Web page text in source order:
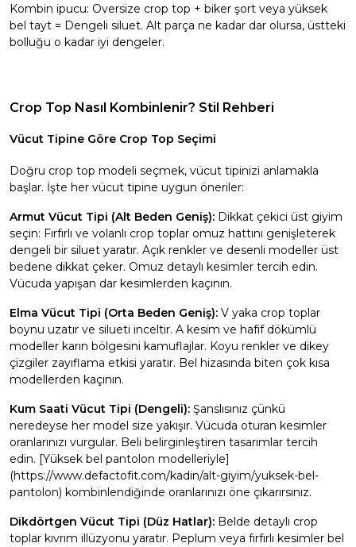
Kombin ipucu: Oversize crop top + biker şort veya yüksek
bel tayt = Dengeli siluet. Alt parça ne kadar dar olursa, üstteki
bolluğu o kadar iyi dengeler.
Crop Top Nasıl Kombinlenir? Stil Rehberi
Vücut Tipine Göre Crop Top Seçimi
Doğru crop top modeli seçmek, vücut tipinizi anlamakla
başlar. İşte her vücut tipine uygun öneriler:
Armut Vücut Tipi (Alt Beden Geniş): Dikkat çekici üst giyim
seçin: Fırfırlı ve volanlı crop toplar omuz hattını genişleterek
dengeli bir siluet yaratır. Açık renkler ve desenli modeller üst
bedene dikkat çeker. Omuz detaylı kesimler tercih edin.
Vücuda yapışan dar kesimlerden kaçının.
Elma Vücut Tipi (Orta Beden Geniş): V yaka crop toplar
boynu uzatır ve silueti inceltir. A kesim ve hafif dökümlü
modeller karın bölgesini kamuflajlar. Koyu renkler ve dikey
çizgiler zayıflama etkisi yaratır. Bel hizasında biten çok kısa
modellerden kaçının.
Kum Saati Vücut Tipi (Dengeli): Şanslısınız çünkü
neredeyse her model size yakışır. Vücuda oturan kesimler
oranlarınızı vurgular. Beli belirginleştiren tasarımlar tercih
edin. [Yüksek bel pantolon modelleriyle]
(https://www.defactofit.com/kadin/alt-giyim/yuksek-bel-
pantolon) kombinlendiğinde oranlarınızı öne çıkarırsınız.
Dikdörtgen Vücut Tipi (Düz Hatlar): Belde detaylı crop
toplar kıvrım illüzyonu yaratır. Peplum veya fırfırlı kesimler bel